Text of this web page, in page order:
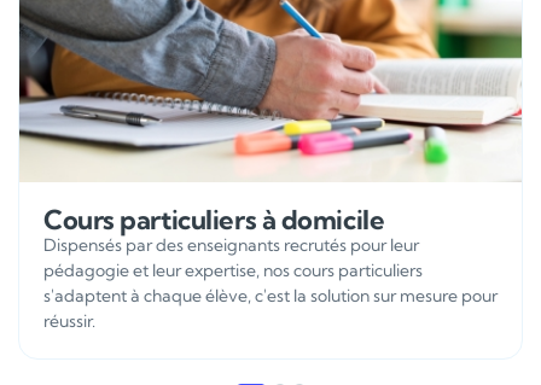
Cours particuliers à domicile
Dispensés par des enseignants recrutés pour leur
pédagogie et leur expertise, nos cours particuliers
s'adaptent à chaque élève, c'est la solution sur mesure pour
réussir.